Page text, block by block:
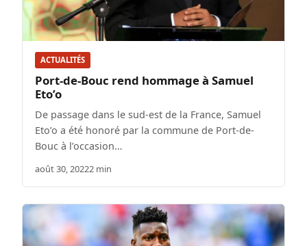
ACTUALITÉS
Port-de-Bouc rend hommage à Samuel
Eto’o
De passage dans le sud-est de la France, Samuel
Eto’o a été honoré par la commune de Port-de-
Bouc à l’occasion…
août 30, 20222 min